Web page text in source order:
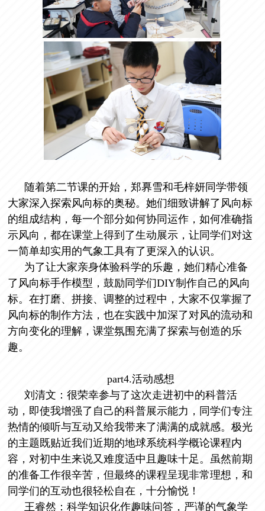
随着第二节课的开始，郑奡雪和毛梓妍同学带领
大家深入探索风向标的奥秘。她们细致讲解了风向标
的组成结构，每一个部分如何协同运作，如何准确指
示风向，都在课堂上得到了生动展示，让同学们对这
一简单却实用的气象工具有了更深入的认识。
为了让大家亲身体验科学的乐趣，她们精心准备
了风向标手作模型，鼓励同学们DIY制作自己的风向
标。在打磨、拼接、调整的过程中，大家不仅掌握了
风向标的制作方法，也在实践中加深了对风的流动和
方向变化的理解，课堂氛围充满了探索与创造的乐
趣。
part4.活动感想
刘清文：很荣幸参与了这次走进初中的科普活
动，即使我增强了自己的科普展示能力，同学们专注
热情的倾听与互动又给我带来了满满的成就感。极光
的主题既贴近我们近期的地球系统科学概论课程内
容，对初中生来说又难度适中且趣味十足。虽然前期
的准备工作很辛苦，但最终的课程呈现非常理想，和
同学们的互动也很轻松自在，十分愉悦！
王睿然：科学知识化作趣味问答，严谨的气象学